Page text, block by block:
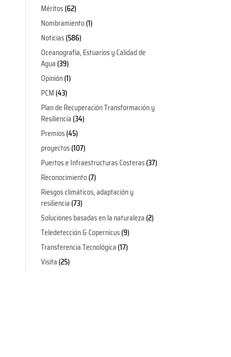
Méritos(62)
Nombramiento(1)
Noticias(586)
Oceanografía, Estuarios y Calidad de
Agua (39)
Opinión(1)
PCM (43)
Plan de Recuperación Transformación y
Resiliencia (34)
Premios(45)
proyectos(107)
Puertos e Infraestructuras Costeras(37)
Reconocimiento(7)
Riesgos climáticos, adaptación y
resiliencia (73)
Soluciones basadas en la naturaleza (2)
Teledetección & Copernicus(9)
Transferencia Tecnológica (17)
Visita (25)